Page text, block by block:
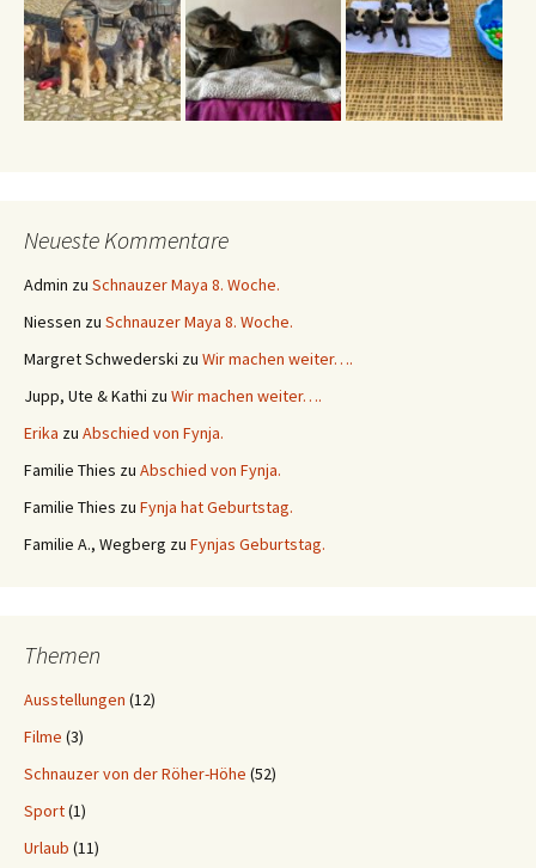
Neueste Kommentare
Admin zu Schnauzer Maya 8. Woche.
Niessen zu Schnauzer Maya 8. Woche.
Margret Schwederski zu Wir machen weiter….
Jupp, Ute & Kathi zu Wir machen weiter….
Erika zu Abschied von Fynja.
Familie Thies zu Abschied von Fynja.
Familie Thies zu Fynja hat Geburtstag.
Familie A., Wegberg zu Fynjas Geburtstag.
Themen
Ausstellungen (12)
Filme (3)
Schnauzer von der Röher-Höhe (52)
Sport(1)
Urlaub (11)